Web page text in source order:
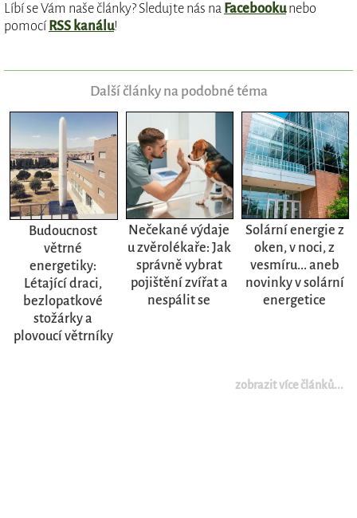
Líbí se Vám naše články? Sledujte nás na Facebookunebo
pomocí RSS kanálu!
Další články na podobné téma
Budoucnost
větrné
energetiky:
Létající draci,
bezlopatkové
stožárky a
plovoucí větrníky
Nečekané výdaje
u zvěrolékaře: Jak
správně vybrat
pojištění zvířat a
nespálit se
Solární energie z
oken, v noci, z
vesmíru... aneb
novinky v solární
energetice
zobrazit více článků...